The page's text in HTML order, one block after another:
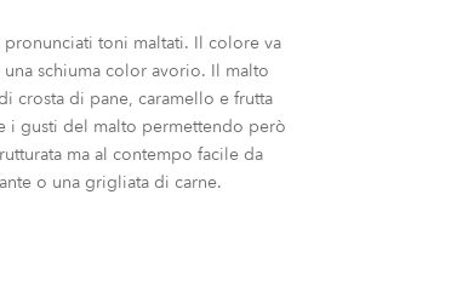
pronunciati toni maltati. Il colore va
schiuma color avorio. Il malto
crosta di pane, caramello e frutta
i gusti del malto permettendo però
ma al contempo facile da
o una grigliata di carne.